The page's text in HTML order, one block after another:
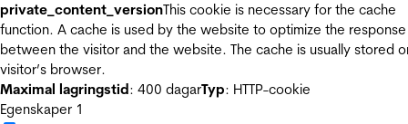
private_content_versionThis cookie is necessary for the cache
function. A cache is used by the website to optimize the
between the visitor and the website. The cache is usually stored
visitor’s browser.
Maximal lagringstid: 400 dagarTyp: HTTP-cookie
Egenskaper 1